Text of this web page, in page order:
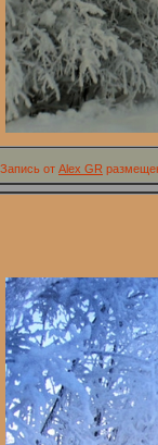
Запись от Alex GR